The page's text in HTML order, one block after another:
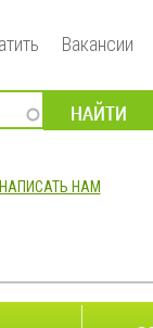
Вакансии
НАМ